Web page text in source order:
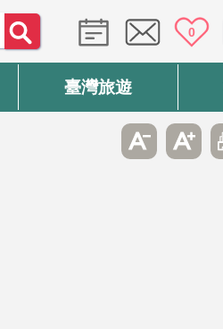
0
臺灣旅遊